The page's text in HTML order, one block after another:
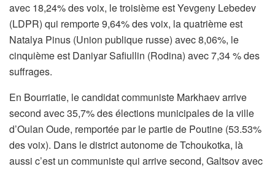
avec 18,24% des voix, le troisième est Yevgeny Lebedev
(LDPR) qui remporte 9,64% des voix, la quatrième est
Natalya Pinus (Union publique russe) avec 8,06%, le
cinquième est Daniyar Safiullin (Rodina) avec 7,34 % des
suffrages.
En Bourriatie, le candidat communiste Markhaev arrive
second avec 35,7% des élections municipales de la ville
d’Oulan Oude, remportée par le partie de Poutine (53.53%
des voix). Dans le district autonome de Tchoukotka, là
aussi c’est un communiste qui arrive second, Galtsov avec